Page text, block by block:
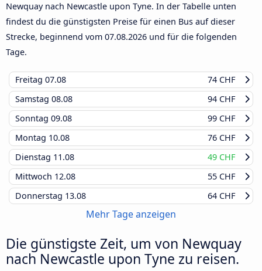
Newquay nach Newcastle upon Tyne. In der Tabelle unten
findest du die günstigsten Preise für einen Bus auf dieser
Strecke, beginnend vom 07.08.2026 und für die folgenden
Tage.
Freitag 07.08
74 CHF
Samstag 08.08
94 CHF
Sonntag 09.08
99 CHF
Montag 10.08
76 CHF
Dienstag 11.08
49 CHF
Mittwoch 12.08
55 CHF
Donnerstag 13.08 64 CHF
Mehr Tage anzeigen
Die günstigste Zeit, um von Newquay
nach Newcastle upon Tyne zu reisen.